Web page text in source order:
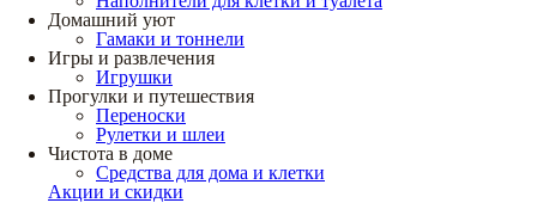
Домашний уют
Гамаки и тоннели
Игры и развлечения
Игрушки
Прогулки и путешествия
Переноски
Рулетки и шлеи
Чистота в доме
Средства для дома и клетки
Акции и скидки